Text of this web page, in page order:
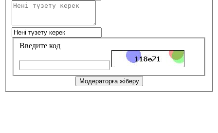
Введите код
Модераторға жіберу